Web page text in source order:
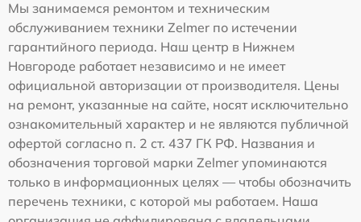
Мы занимаемся ремонтом и техническим
обслуживанием техники Zelmer по истечении
гарантийного периода. Наш центр в Нижнем
Новгороде работает независимо и не имеет
официальной авторизации от производителя. Цены
на ремонт, указанные на сайте, носят исключительно
ознакомительный характер и не являются публичной
офертой согласно п. 2 ст. 437 ГК РФ. Названия и
обозначения торговой марки Zelmer упоминаются
только в информационных целях — чтобы обозначить
перечень техники, с которой мы работаем. Наша